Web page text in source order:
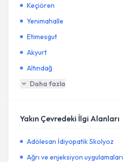
Keçiören
Yenimahalle
Etimesgut
Akyurt
Altındağ
Daha fazla
Yakın Çevredeki İlgi Alanları
Adölesan İdiyopatik Skolyoz
Ağrı ve enjeksiyon uygulamaları